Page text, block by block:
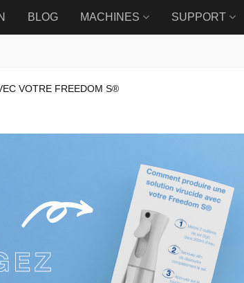
BLOG MACHINES SUPPORT
VOTRE FREEDOM S®